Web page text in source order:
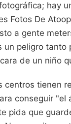
hay
Fotos De
a gente
un peligro
de un niño
centros tienen
conseguir
pida que